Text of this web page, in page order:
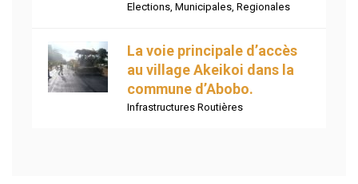
Elections, Municipales, Regionales
La voie principale d’accès
au village Akeikoi dans la
commune d’Abobo.
Infrastructures Routières